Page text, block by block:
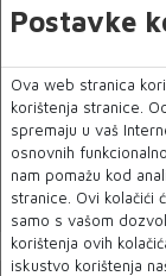
U novom broju
Novi broj
06 STU 2025
Postavke
Ova web stranica
korištenja stranice.
spremaju u vaš
osnovnih
nam pomažu kod
stranice. Ovi kolačići
samo s vašom
korištenja ovih
iskustvo korištenja